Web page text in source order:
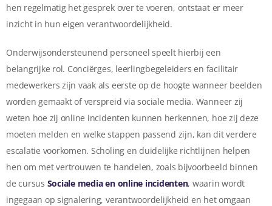
hen regelmatig het gesprek over te voeren, ontstaat er meer
inzicht in hun eigen verantwoordelijkheid.
Onderwijsondersteunend personeel speelt hierbij een
belangrijke rol. Conciërges, leerlingbegeleiders en facilitair
medewerkers zijn vaak als eerste op de hoogte wanneer beelden
worden gemaakt of verspreid via sociale media. Wanneer zij
weten hoe zij online incidenten kunnen herkennen, hoe zij deze
moeten melden en welke stappen passend zijn, kan dit verdere
escalatie voorkomen. Scholing en duidelijke richtlijnen helpen
hen om met vertrouwen te handelen, zoals bijvoorbeeld binnen
de cursus Sociale media en online incidenten, waarin wordt
ingegaan op signalering, verantwoordelijkheid en het omgaan